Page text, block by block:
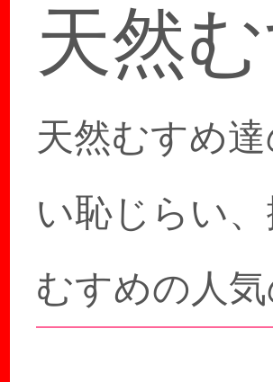
天然
天然むすめ
い恥じらい
むすめの人